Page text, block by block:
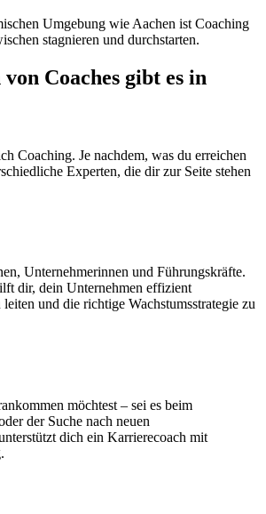
Umgebung wie Aachen ist Coaching
stagnieren und durchstarten.
Coaches gibt es in
Coaching. Je nachdem, was du erreichen
Experten, die dir zur Seite stehen
Unternehmerinnen und Führungskräfte.
dir, dein Unternehmen effizient
und die richtige Wachstumsstrategie zu
möchtest – sei es beim
der Suche nach neuen
dich ein Karrierecoach mit